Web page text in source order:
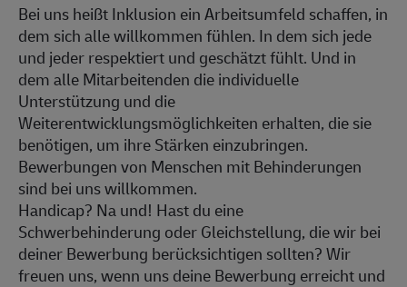
Bei uns heißt Inklusion ein Arbeitsumfeld schaffen, in
dem sich alle willkommen fühlen. In dem sich jede
und jeder respektiert und geschätzt fühlt. Und in
dem alle Mitarbeitenden die individuelle
Unterstützung und die
Weiterentwicklungsmöglichkeiten erhalten, die sie
benötigen, um ihre Stärken einzubringen.
Bewerbungen von Menschen mit Behinderungen
sind bei uns willkommen.
Handicap? Na und! Hast du eine
Schwerbehinderung oder Gleichstellung, die wir bei
deiner Bewerbung berücksichtigen sollten? Wir
freuen uns, wenn uns deine Bewerbung erreicht und